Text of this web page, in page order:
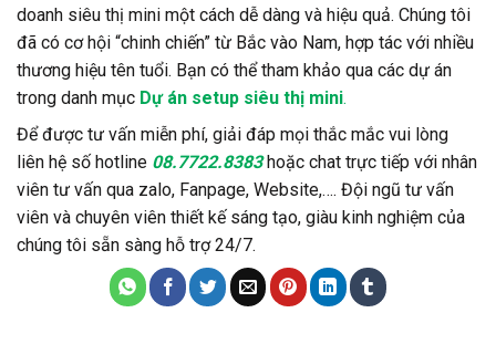
doanh siêu thị mini một cách dễ dàng và hiệu quả. Chúng tôi
đã có cơ hội “chinh chiến” từ Bắc vào Nam, hợp tác với nhiều
thương hiệu tên tuổi. Bạn có thể tham khảo qua các dự án
trong danh mục Dự án setup siêu thị mini.
Để được tư vấn miễn phí, giải đáp mọi thắc mắc vui lòng
liên hệ số hotline 08.7722.8383hoặc chat trực tiếp với nhân
viên tư vấn qua zalo, Fanpage, Website,…. Đội ngũ tư vấn
viên và chuyên viên thiết kế sáng tạo, giàu kinh nghiệm của
chúng tôi sẵn sàng hỗ trợ 24/7.